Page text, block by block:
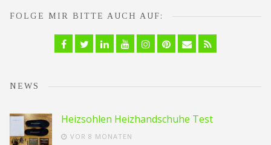
FOLGE MIR BITTE AUCH AUF:
Facebook
TwitterLinkedinYouTubeInstagram
PinterestEmailRSS
NEWS
Heizsohlen Heizhandschuhe Test
VOR 8 MONATEN